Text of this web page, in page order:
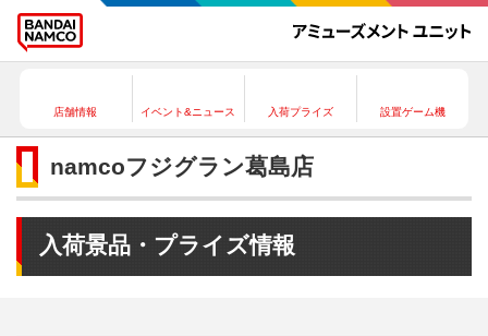
店舗情報 イベント&ニュース 入荷プライズ 設置ゲーム機
namcoフジグラン葛島店
入荷景品・プライズ情報